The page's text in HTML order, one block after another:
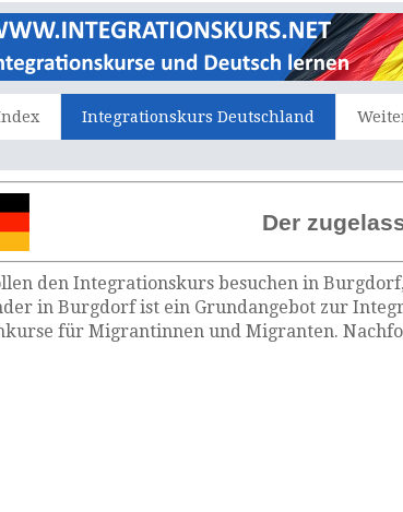
Integrationskurs Deutschland
Der
den Integrationskurs besuchen in
in Burgdorf ist ein Grundangebot zur
für Migrantinnen und Migranten.